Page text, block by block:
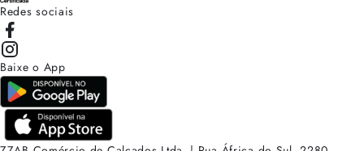
Redes sociais
Baixe o App